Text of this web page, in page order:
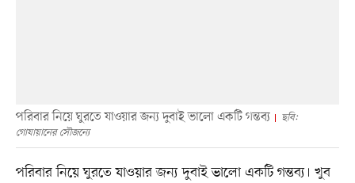
পরিবার নিয়ে ঘুরতে যাওয়ার জন্য দুবাই ভালো একটি গন্তব্য
ছবি:
গোযায়ানের সৌজন্যে
পরিবার নিয়ে ঘুরতে যাওয়ার জন্য দুবাই ভালো একটি গন্তব্য। খুব